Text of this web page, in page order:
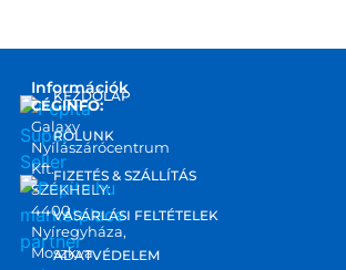
marketplace
partner
Információk
CÉGINFO:
Galaxy
Nyílászárócentrum
Kft.
SZÉKHELY:
4400
Nyíregyháza,
Moszkva
KEZDŐLAP
RÓLUNK
FIZETÉS & SZÁLLÍTÁS
VÁSÁRLÁSI FELTÉTELEK
ADATVÉDELEM